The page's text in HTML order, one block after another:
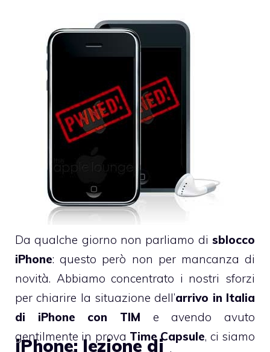
Da qualche giorno non parliamo di sblocco
iPhone: questo però non per mancanza di
novità. Abbiamo concentrato i nostri sforzi
per chiarire la situazione dell’arrivo in Italia
di iPhone con TIM e avendo avuto
gentilmente in prova Time Capsule, ci siamo
iPhone: lezione di